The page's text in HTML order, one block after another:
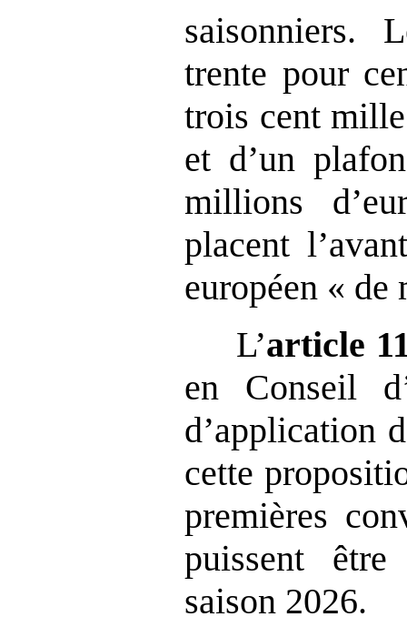
trente pour
trois cent
et d’un
millions
placent
européen «
L’article
en Conseil
d’application
cette
premières
puissent
saison 2026.